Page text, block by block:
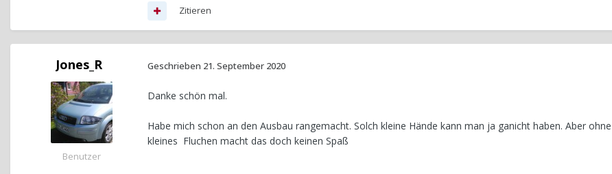
Zitieren
Jones_R
Benutzer
Geschrieben 21. September 2020
Danke schön mal.
Habe mich schon an den Ausbau rangemacht. Solch kleine Hände kann man ja ganicht haben. Aber
kleines Fluchen macht das doch keinen Spaß